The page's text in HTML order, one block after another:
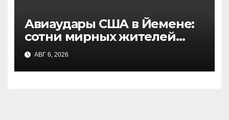
Авиаудары США в Йемене:
сотни мирных жителей
стали жертвами, данные
NBC
АВГ 6, 2026